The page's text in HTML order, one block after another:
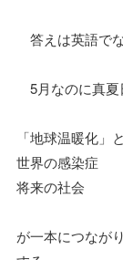
答えは英語で
5月なのに真夏
「地球温暖化」
世界の感染症
将来の社会
が一本につなが